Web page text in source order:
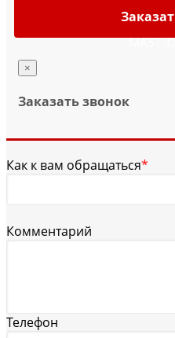
MAST
×
Заказать звонок
Как к вам обращаться*
Комментарий
Телефон